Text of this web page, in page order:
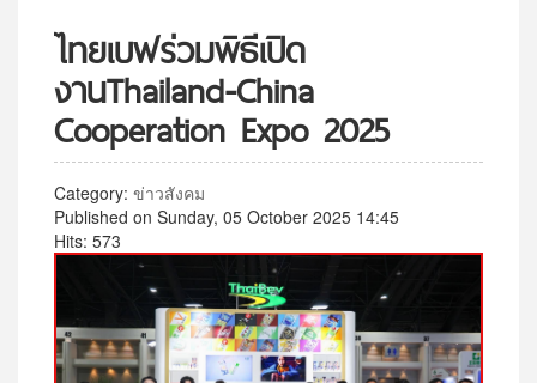
ไทยเบฟร่วมพิธีเปิด
งานThailand-China
Cooperation Expo 2025
Category: ข่าวสังคม
Published on Sunday, 05 October 2025 14:45
Hits: 573